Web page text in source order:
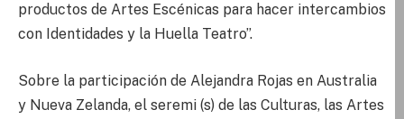
productos de Artes Escénicas para hacer intercambios
con Identidades y la Huella Teatro”.
Sobre la participación de Alejandra Rojas en Australia
y Nueva Zelanda, el seremi (s) de las Culturas, las Artes